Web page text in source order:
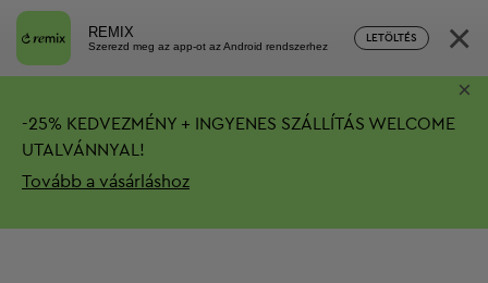
REMIX
Szerezd meg az app-ot az Android rendszerhez
LETÖLTÉS ×
-25% KEDVEZMÉNY + INGYENES SZÁLLÍTÁS WELCOME
UTALVÁNNYAL!
Tovább a vásárláshoz
×